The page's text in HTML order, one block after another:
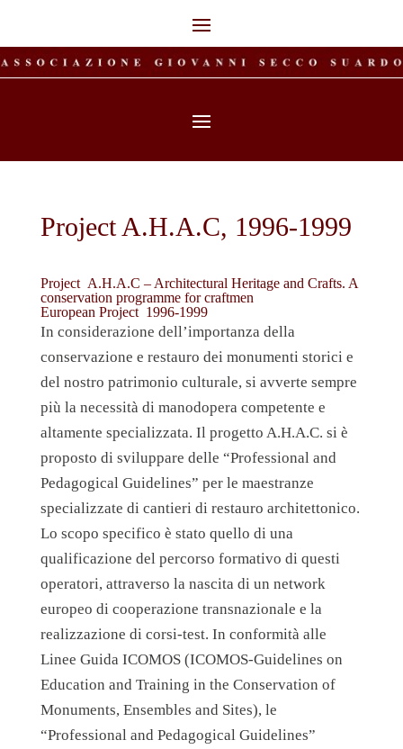
Project A.H.A.C, 1996-1999
Project A.H.A.C – Architectural Heritage and Crafts. A
conservation programme for craftmen
European Project 1996-1999
In considerazione dell’importanza della
conservazione e restauro dei monumenti storici e
del nostro patrimonio culturale, si avverte sempre
più la necessità di manodopera competente e
altamente specializzata. Il progetto A.H.A.C. si è
proposto di sviluppare delle “Professional and
Pedagogical Guidelines” per le maestranze
specializzate di cantieri di restauro architettonico.
Lo scopo specifico è stato quello di una
qualificazione del percorso formativo di questi
operatori, attraverso la nascita di un network
europeo di cooperazione transnazionale e la
realizzazione di corsi-test. In conformità alle
Linee Guida ICOMOS (ICOMOS-Guidelines on
Education and Training in the Conservation of
Monuments, Ensembles and Sites), le
“Professional and Pedagogical Guidelines”